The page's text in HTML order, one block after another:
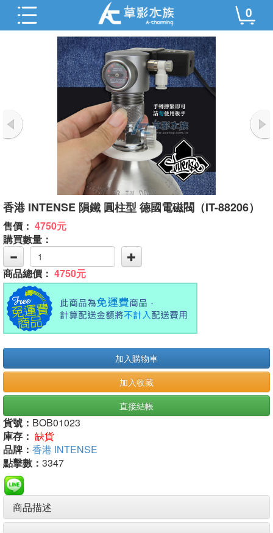
0
香港 INTENSE 隕鐵 圓柱型 德國電磁閥（IT-88206）
售價： 4750元
購買數量：
商品總價： 4750元
加入購物車
加入收藏
直接結帳
貨號： BOB01023
庫存： 缺貨
品牌： 香港 INTENSE
點擊數： 3347
商品描述